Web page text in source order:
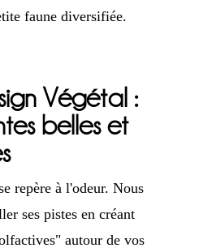
faune diversifiée.
Végétal :
belles et
repère à l'odeur. Nous
ses pistes en créant
autour de vos